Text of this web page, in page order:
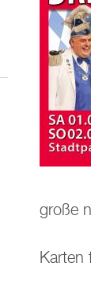
große
Kar­ten